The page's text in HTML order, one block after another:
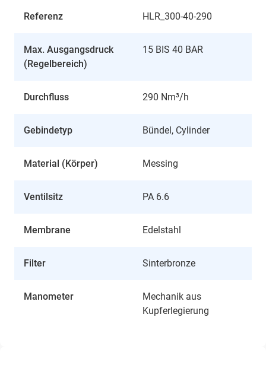
Referenz HLR_300-40-290
Max. Ausgangsdruck
(Regelbereich)
15 BIS 40 BAR
Durchfluss 290 Nm³/h
Gebindetyp Bündel, Cylinder
Material (Körper) Messing
Ventilsitz PA 6.6
Membrane Edelstahl
Filter Sinterbronze
Manometer
Mechanik aus
Kupferlegierung